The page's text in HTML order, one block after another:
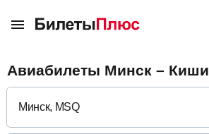
Авиабилеты Минск –